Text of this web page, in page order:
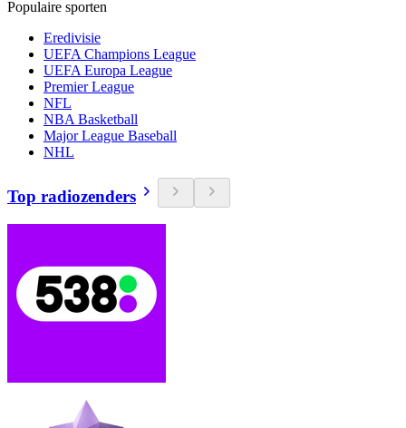
Populaire sporten
Eredivisie
UEFA Champions League
UEFA Europa League
Premier League
NFL
NBA Basketball
Major League Baseball
NHL
Top radiozenders